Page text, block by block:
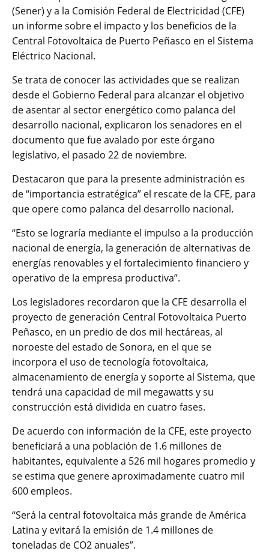
(Sener) y a la Comisión Federal de Electricidad (CFE)
un informe sobre el impacto y los beneficios de la
Central Fotovoltaica de Puerto Peñasco en el Sistema
Eléctrico Nacional.
Se trata de conocer las actividades que se realizan
desde el Gobierno Federal para alcanzar el objetivo
de asentar al sector energético como palanca del
desarrollo nacional, explicaron los senadores en el
documento que fue avalado por este órgano
legislativo, el pasado 22 de noviembre.
Destacaron que para la presente administración es
de “importancia estratégica” el rescate de la CFE, para
que opere como palanca del desarrollo nacional.
“Esto se lograría mediante el impulso a la producción
nacional de energía, la generación de alternativas de
energías renovables y el fortalecimiento financiero y
operativo de la empresa productiva”.
Los legisladores recordaron que la CFE desarrolla el
proyecto de generación Central Fotovoltaica Puerto
Peñasco, en un predio de dos mil hectáreas, al
noroeste del estado de Sonora, en el que se
incorpora el uso de tecnología fotovoltaica,
almacenamiento de energía y soporte al Sistema, que
tendrá una capacidad de mil megawatts y su
construcción está dividida en cuatro fases.
De acuerdo con información de la CFE, este proyecto
beneficiará a una población de 1.6 millones de
habitantes, equivalente a 526 mil hogares promedio y
se estima que genere aproximadamente cuatro mil
600 empleos.
“Será la central fotovoltaica más grande de América
Latina y evitará la emisión de 1.4 millones de
toneladas de CO2 anuales”.